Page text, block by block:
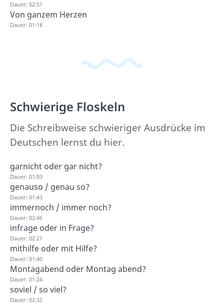
Dauer: 02:51
Von ganzem Herzen
Dauer: 01:18
Schwierige Floskeln
Die Schreibweise schwieriger Ausdrücke im
Deutschen lernst du hier.
garnicht oder gar nicht?
Dauer: 01:03
genauso / genau so?
Dauer: 01:43
immernoch / immer noch?
Dauer: 02:46
infrage oder in Frage?
Dauer: 02:21
mithilfe oder mit Hilfe?
Dauer: 01:40
Montagabend oder Montag abend?
Dauer: 01:24
soviel / so viel?
Dauer: 02:32